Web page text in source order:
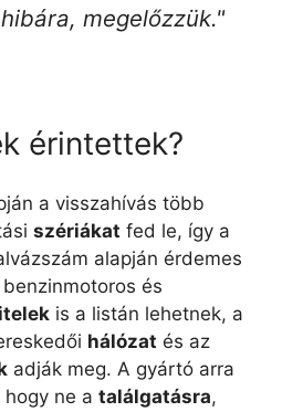
megelőzzük."
érintettek?
a visszahívás több
szériákat fed le, így a
alapján érdemes
és
is a listán lehetnek, a
hálózat és az
adják meg. A gyártó arra
ne a találgatásra,